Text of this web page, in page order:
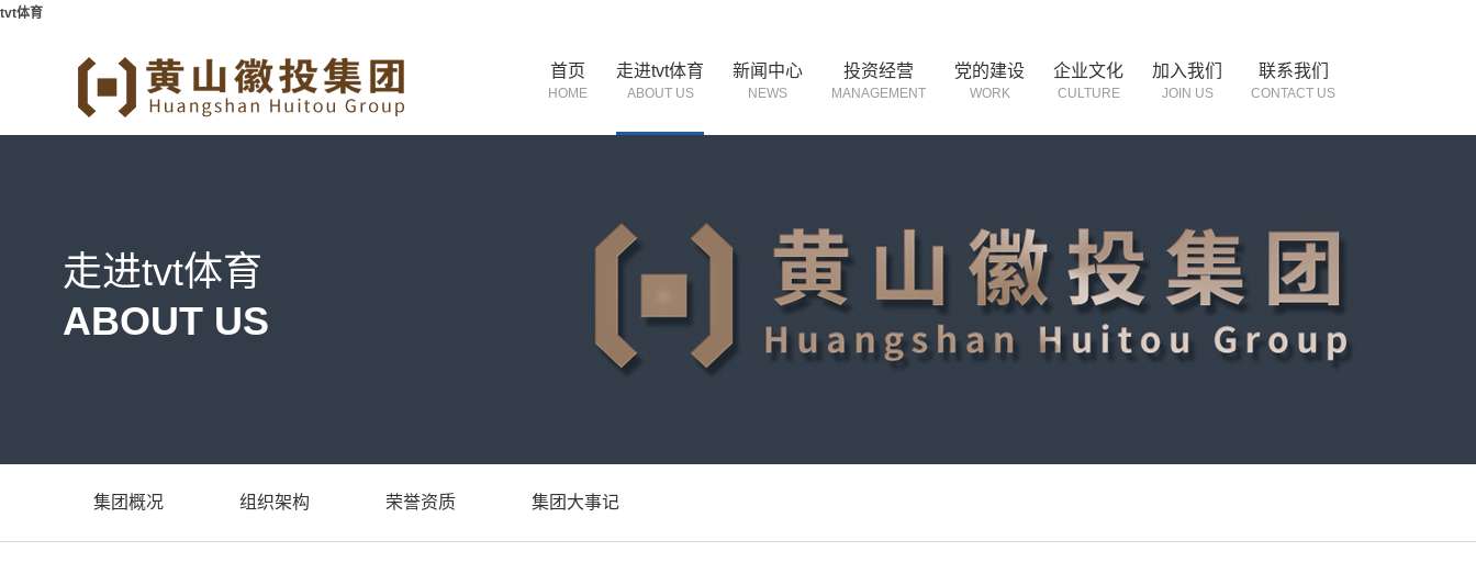
tvt体育
首页
HOME
走进tvt体育
ABOUT US
新闻中心
NEWS
投资经营
MANAGEMENT
党的建设
WORK
企业文化
CULTURE
加入我们
JOIN US
联系我们
CONTACT US
走进tvt体育
ABOUT US
集团概况 组织架构 荣誉资质 集团大事记